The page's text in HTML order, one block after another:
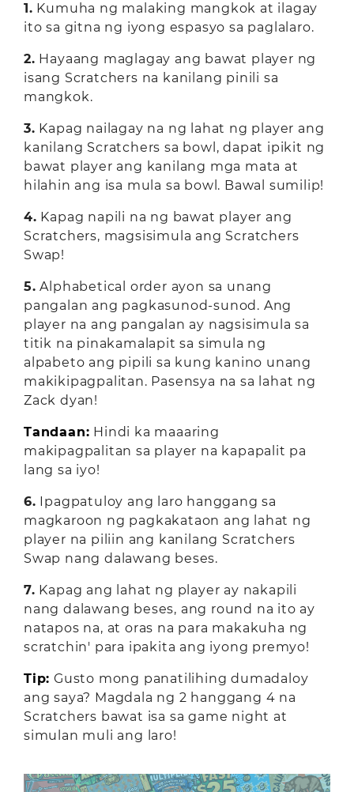
1. Kumuha ng malaking mangkok at ilagay
ito sa gitna ng iyong espasyo sa paglalaro.
2. Hayaang maglagay ang bawat player ng
isang Scratchers na kanilang pinili sa
mangkok.
3. Kapag nailagay na ng lahat ng player ang
kanilang Scratchers sa bowl, dapat ipikit ng
bawat player ang kanilang mga mata at
hilahin ang isa mula sa bowl. Bawal sumilip!
4. Kapag napili na ng bawat player ang
Scratchers, magsisimula ang Scratchers
Swap!
5. Alphabetical order ayon sa unang
pangalan ang pagkasunod-sunod. Ang
player na ang pangalan ay nagsisimula sa
titik na pinakamalapit sa simula ng
alpabeto ang pipili sa kung kanino unang
makikipagpalitan. Pasensya na sa lahat ng
Zack dyan!
Tandaan: Hindi ka maaaring
makipagpalitan sa player na kapapalit pa
lang sa iyo!
6. Ipagpatuloy ang laro hanggang sa
magkaroon ng pagkakataon ang lahat ng
player na piliin ang kanilang Scratchers
Swap nang dalawang beses.
7. Kapag ang lahat ng player ay nakapili
nang dalawang beses, ang round na ito ay
natapos na, at oras na para makakuha ng
scratchin' para ipakita ang iyong premyo!
Tip: Gusto mong panatilihing dumadaloy
ang saya? Magdala ng 2 hanggang 4 na
Scratchers bawat isa sa game night at
simulan muli ang laro!